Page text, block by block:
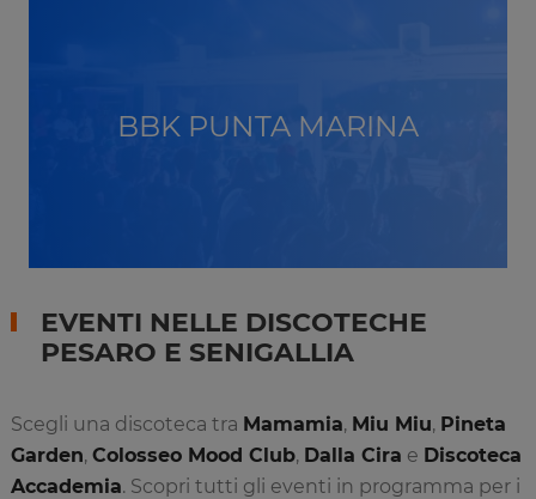
BBK PUNTA MARINA
EVENTI NELLE DISCOTECHE
PESARO E SENIGALLIA
Scegli una discoteca tra Mamamia, Miu Miu, Pineta
Garden, Colosseo Mood Club, Dalla Cira e Discoteca
Accademia. Scopri tutti gli eventi in programma per i